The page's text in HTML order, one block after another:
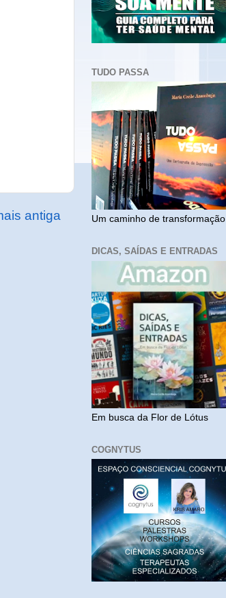
antiga
TUDO PASSA
Um caminho de transformação
DICAS, SAÍDAS E ENTRADAS
Em busca da Flor de Lótus
COGNYTUS